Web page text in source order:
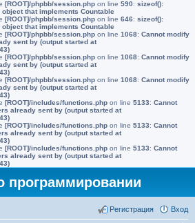
[ROOT]/phpbb/session.php on line 590: sizeof():
that implements Countable
[ROOT]/phpbb/session.php on line 646: sizeof():
that implements Countable
[ROOT]/phpbb/session.php on line 1068: Cannot modify
sent by (output started at
[ROOT]/phpbb/session.php on line 1068: Cannot modify
sent by (output started at
[ROOT]/phpbb/session.php on line 1068: Cannot modify
sent by (output started at
[ROOT]/includes/functions.php on line 5133: Cannot
already sent by (output started at
[ROOT]/includes/functions.php on line 5133: Cannot
already sent by (output started at
[ROOT]/includes/functions.php on line 5133: Cannot
already sent by (output started at
программировании
Вход
Регистрация